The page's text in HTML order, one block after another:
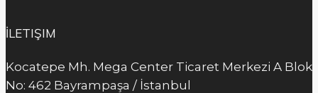
İLETIŞIM
Kocatepe Mh. Mega Center Ticaret Merkezi A Blok
No: 462 Bayrampaşa / İstanbul